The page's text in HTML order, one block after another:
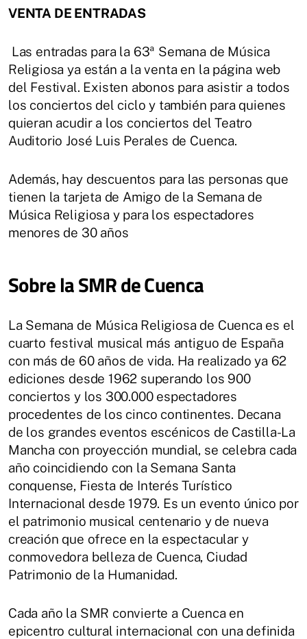
VENTA DE ENTRADAS
Las entradas para la 63ª Semana de Música
Religiosa ya están a la venta en la página web
del Festival. Existen abonos para asistir a todos
los conciertos del ciclo y también para quienes
quieran acudir a los conciertos del Teatro
Auditorio José Luis Perales de Cuenca.
Además, hay descuentos para las personas que
tienen la tarjeta de Amigo de la Semana de
Música Religiosa y para los espectadores
menores de 30 años
Sobre la SMR de Cuenca
La Semana de Música Religiosa de Cuenca es el
cuarto festival musical más antiguo de España
con más de 60 años de vida. Ha realizado ya 62
ediciones desde 1962 superando los 900
conciertos y los 300.000 espectadores
procedentes de los cinco continentes. Decana
de los grandes eventos escénicos de Castilla-La
Mancha con proyección mundial, se celebra cada
año coincidiendo con la Semana Santa
conquense, Fiesta de Interés Turístico
Internacional desde 1979. Es un evento único por
el patrimonio musical centenario y de nueva
creación que ofrece en la espectacular y
conmovedora belleza de Cuenca, Ciudad
Patrimonio de la Humanidad.
Cada año la SMR convierte a Cuenca en
epicentro cultural internacional con una definida